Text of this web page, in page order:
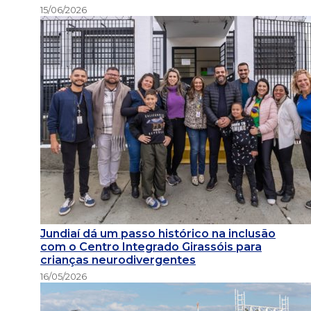
15/06/2026
Jundiaí dá um passo histórico na inclusão
com o Centro Integrado Girassóis para
crianças neurodivergentes
16/05/2026